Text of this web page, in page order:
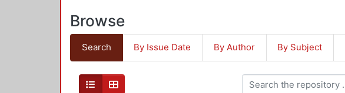
Browse
Search By Issue Date By Author By Subject